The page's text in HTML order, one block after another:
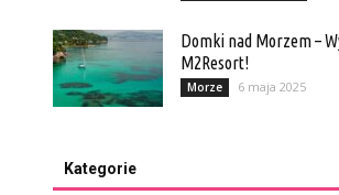
Domki nad Morzem –
M2Resort!
Morze 6 maja 2025
Kategorie